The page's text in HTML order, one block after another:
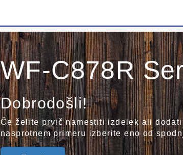
WF-C878R
Dobrodošli!
Če želite prvič namestiti izdelek ali
nasprotnem primeru izberite eno od